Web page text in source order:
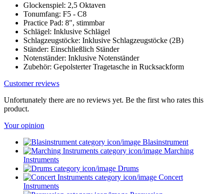
Glockenspiel: 2,5 Oktaven
Tonumfang: F5 - C8
Practice Pad: 8", stimmbar
Schlägel: Inklusive Schlägel
Schlagzeugstöcke: Inklusive Schlagzeugstöcke (2B)
Ständer: Einschließlich Ständer
Notenständer: Inklusive Notenständer
Zubehör: Gepolsterter Tragetasche in Rucksackform
Customer reviews
Unfortunately there are no reviews yet. Be the first who rates this
product.
Your opinion
Blasinstrument
Marching
Instruments
Drums
Concert
Instruments